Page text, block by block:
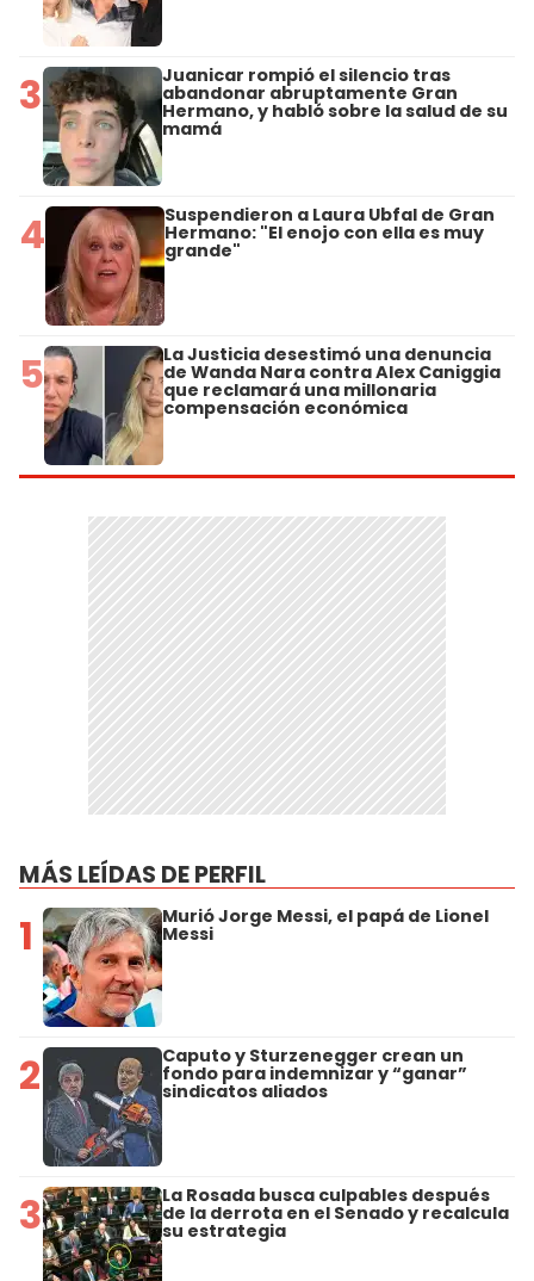
3 Juanicar rompió el silencio tras
abandonar abruptamente Gran
Hermano, y habló sobre la salud de su
mamá
4 Suspendieron a Laura Ubfal de Gran
Hermano: "El enojo con ella es muy
grande"
5 La Justicia desestimó una denuncia
de Wanda Nara contra Alex Caniggia
que reclamará una millonaria
compensación económica
MÁS LEÍDAS DE PERFIL
1 Murió Jorge Messi, el papá de Lionel
Messi
2 Caputo y Sturzenegger crean un
fondo para indemnizar y “ganar”
sindicatos aliados
3 La Rosada busca culpables después
de la derrota en el Senado y recalcula
su estrategia